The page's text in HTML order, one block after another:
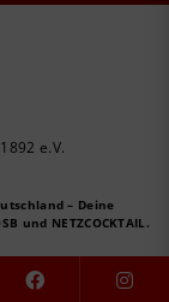
e.V.
– Deine
und NETZCOCKTAIL.